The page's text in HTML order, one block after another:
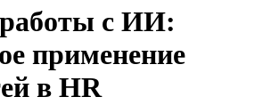
с ИИ:
применение
в HR